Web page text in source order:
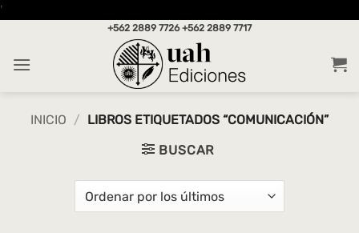
'Saltar
+562 2889 7726 +562 2889 7717
INICIO / LIBROS ETIQUETADOS “COMUNICACIÓN”
BUSCAR